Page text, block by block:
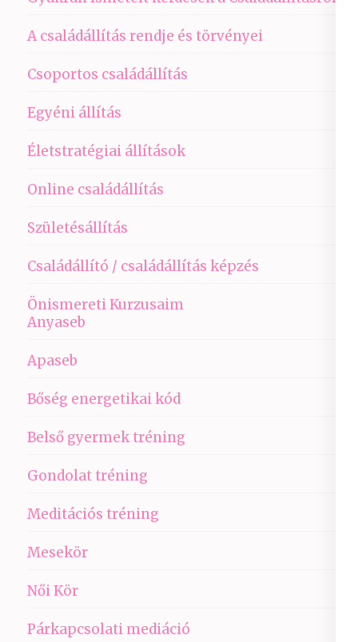
A családállítás rendje és törvényei
Csoportos családállítás
Egyéni állítás
Életstratégiai állítások
Online családállítás
Születésállítás
Családállító / családállítás képzés
Önismereti Kurzusaim
Anyaseb
Apaseb
Bőség energetikai kód
Belső gyermek tréning
Gondolat tréning
Meditációs tréning
Mesekör
Női Kör
Párkapcsolati mediáció